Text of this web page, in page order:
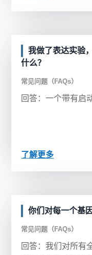
我做了表达实验
什么？
常见问题（FAQs）
回答：一个带有启
了解更多
你们对每一个基
常见问题（FAQs）
回答：我们对所有